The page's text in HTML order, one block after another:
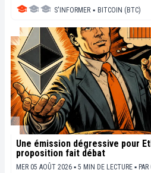
S'INFORMER ▪ BITCOIN (BTC)
Une émission dégressive pour
proposition fait débat
MER 05 AOÛT 2026 ▪ 5 MIN DE LECTURE ▪ PAR